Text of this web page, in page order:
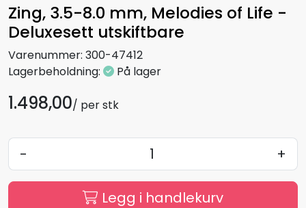
Zing, 3.5-8.0 mm, Melodies of Life -
Deluxesett utskiftbare
Varenummer: 300-47412
Lagerbeholdning:
På lager
1.498,00/ per stk
- +
Legg i handlekurv